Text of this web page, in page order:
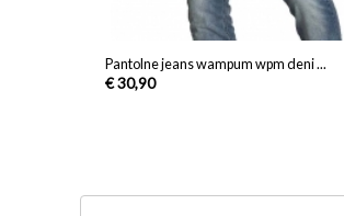
Pantolne jeans wampum wpm deni ...
€ 30,90